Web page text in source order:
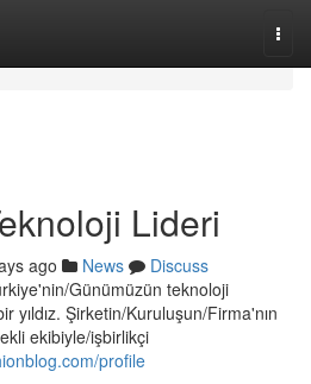
Lideri
ago News
Discuss
Günümüzün teknoloji
yıldız. Şirketin/Kuruluşun/Firma'nın
ekibiyle/işbirlikçi
profile